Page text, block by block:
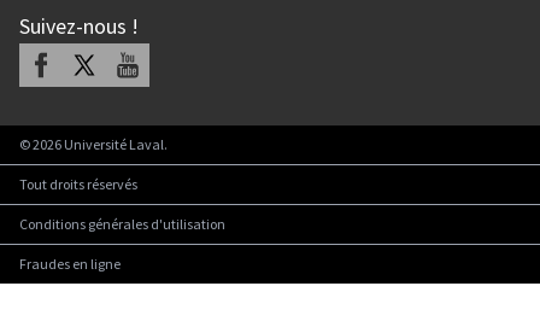
Suivez-nous !
Facebook Youtube
©2026 Université Laval.
Tout droits réservés
Conditions générales d'utilisation
Fraudes en ligne